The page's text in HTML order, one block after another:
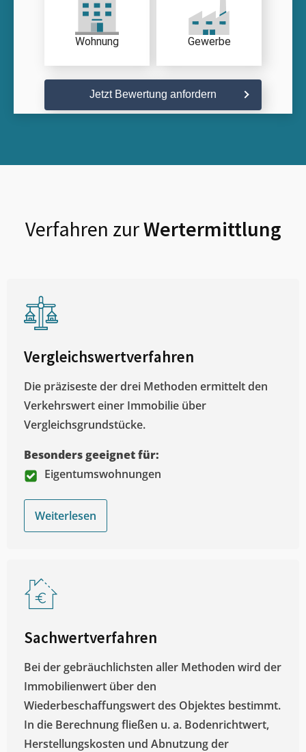
Wohnung Gewerbe
Jetzt Bewertung anfordern
Verfahren zurWertermittlung
Vergleichswertverfahren
Die präziseste der drei Methoden ermittelt den
Verkehrswert einer Immobilie über
Vergleichsgrundstücke.
Besonders geeignet für:
Eigentumswohnungen
Weiterlesen
Sachwertverfahren
Bei der gebräuchlichsten aller Methoden wird der
Immobilienwert über den
Wiederbeschaffungswert des Objektes bestimmt.
In die Berechnung fließen u. a. Bodenrichtwert,
Herstellungskosten und Abnutzung der